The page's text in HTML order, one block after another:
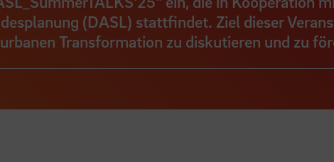
(DASL) stattfindet. Ziel dieser
Transformation zu diskutieren und zu